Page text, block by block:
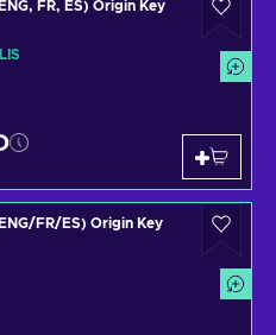
FR, ES) Origin Key
FR/ES) Origin Key